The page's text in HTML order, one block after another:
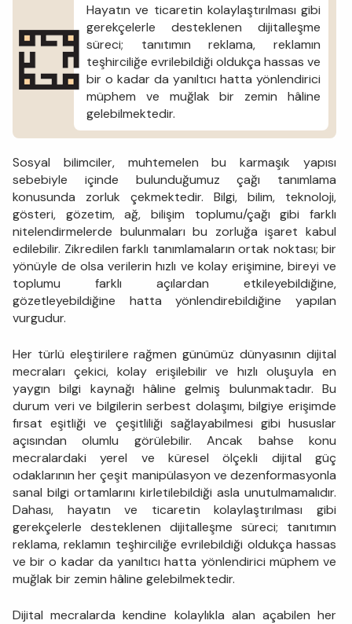
Hayatın ve ticaretin kolaylaştırılması gibi
gerekçelerle desteklenen dijitalleşme
süreci; tanıtımın reklama, reklamın
teşhirciliğe evrilebildiği oldukça hassas ve
bir o kadar da yanıltıcı hatta yönlendirici
müphem ve muğlak bir zemin hâline
gelebilmektedir.
Sosyal bilimciler, muhtemelen bu karmaşık yapısı
sebebiyle içinde bulunduğumuz çağı tanımlama
konusunda zorluk çekmektedir. Bilgi, bilim, teknoloji,
gösteri, gözetim, ağ, bilişim toplumu/çağı gibi farklı
nitelendirmelerde bulunmaları bu zorluğa işaret kabul
edilebilir. Zikredilen farklı tanımlamaların ortak noktası; bir
yönüyle de olsa verilerin hızlı ve kolay erişimine, bireyi ve
toplumu farklı açılardan etkileyebildiğine,
gözetleyebildiğine hatta yönlendirebildiğine yapılan
vurgudur.
Her türlü eleştirilere rağmen günümüz dünyasının dijital
mecraları çekici, kolay erişilebilir ve hızlı oluşuyla en
yaygın bilgi kaynağı hâline gelmiş bulunmaktadır. Bu
durum veri ve bilgilerin serbest dolaşımı, bilgiye erişimde
fırsat eşitliği ve çeşitliliği sağlayabilmesi gibi hususlar
açısından olumlu görülebilir. Ancak bahse konu
mecralardaki yerel ve küresel ölçekli dijital güç
odaklarının her çeşit manipülasyon ve dezenformasyonla
sanal bilgi ortamlarını kirletilebildiği asla unutulmamalıdır.
Dahası, hayatın ve ticaretin kolaylaştırılması gibi
gerekçelerle desteklenen dijitalleşme süreci; tanıtımın
reklama, reklamın teşhirciliğe evrilebildiği oldukça hassas
ve bir o kadar da yanıltıcı hatta yönlendirici müphem ve
muğlak bir zemin hâline gelebilmektedir.
Dijital mecralarda kendine kolaylıkla alan açabilen her